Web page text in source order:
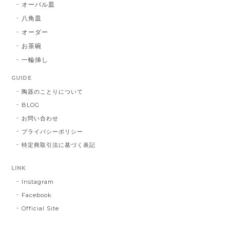
オーバル皿
八角皿
オーダー
お茶碗
一輪挿し
GUIDE
陶器のことりについて
BLOG
お問い合わせ
プライバシーポリシー
特定商取引法に基づく表記
LINK
Instagram
Facebook
Official Site